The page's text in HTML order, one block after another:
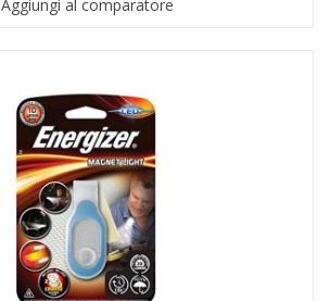
Aggiungi al comparatore